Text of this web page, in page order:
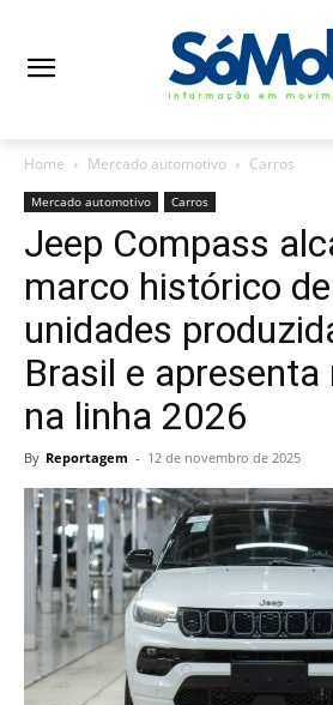
Home Mercado automotivo Carros
Mercado automotivo Carros
Jeep Compass
marco histórico
unidades
Brasil e apresenta
na linha 2026
By Reportagem - 12 de novembro de 2025